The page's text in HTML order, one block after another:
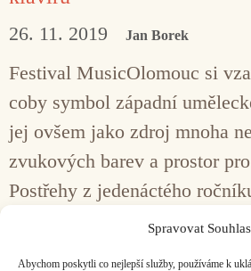
Spravovat Souhlas
Abychom poskytli co nejlepší služby, používáme k
26. 11. 2019 Jan Borek
Festival MusicOlomouc si
coby symbol západní
jej ovšem jako zdroj mnoha
zvukových barev a prostor
Postřehy z jedenáctého